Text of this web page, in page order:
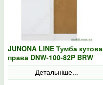
JUNONA LINE Тумба кутова
права DNW-100-82P BRW
Польща колір-білий
Детальніше...